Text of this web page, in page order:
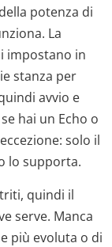
potenza di
La
impostano in
stanza per
avvio e
hai un Echo o
solo il
lo supporta.
quindi il
serve. Manca
più evoluta o di